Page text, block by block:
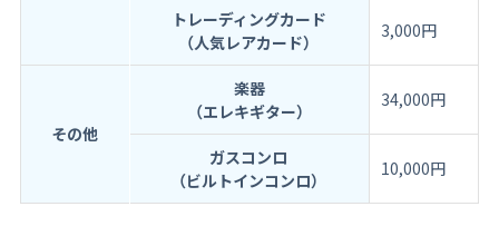
トレーディングカード
（人気レアカード）
3,000円
その他
楽器
（エレキギター）
34,000円
ガスコンロ
（ビルトインコンロ）
10,000円